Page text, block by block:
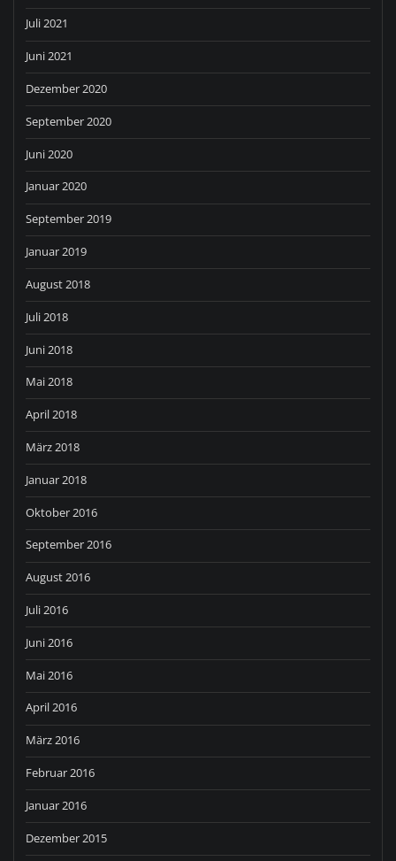
Juli 2021
Juni 2021
Dezember 2020
September 2020
Juni 2020
Januar 2020
September 2019
Januar 2019
August 2018
Juli 2018
Juni 2018
Mai 2018
April 2018
März 2018
Januar 2018
Oktober 2016
September 2016
August 2016
Juli 2016
Juni 2016
Mai 2016
April 2016
März 2016
Februar 2016
Januar 2016
Dezember 2015